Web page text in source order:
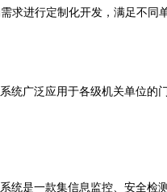
进行定制化开发，满足不同单
统广泛应用于各级机关单位
是一款集信息监控、安全检